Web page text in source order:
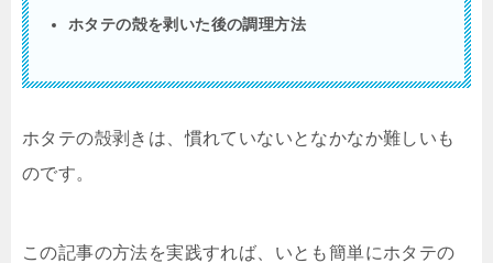
ホタテの殻を剥いた後の調理方法
ホタテの殻剥きは、慣れていないとなかなか難しいも
のです。
この記事の方法を実践すれば、いとも簡単にホタテの